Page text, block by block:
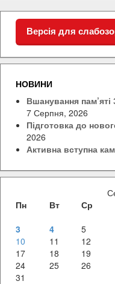
Версія для
НОВИНИ
Вшанування
7 Серпня, 2026
Підготовка до
2026
Активна вступна
Пн
Вт Ср
3
4 5
10
11 12
17
18 19
24
25 26
31